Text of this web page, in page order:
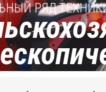
РЯД